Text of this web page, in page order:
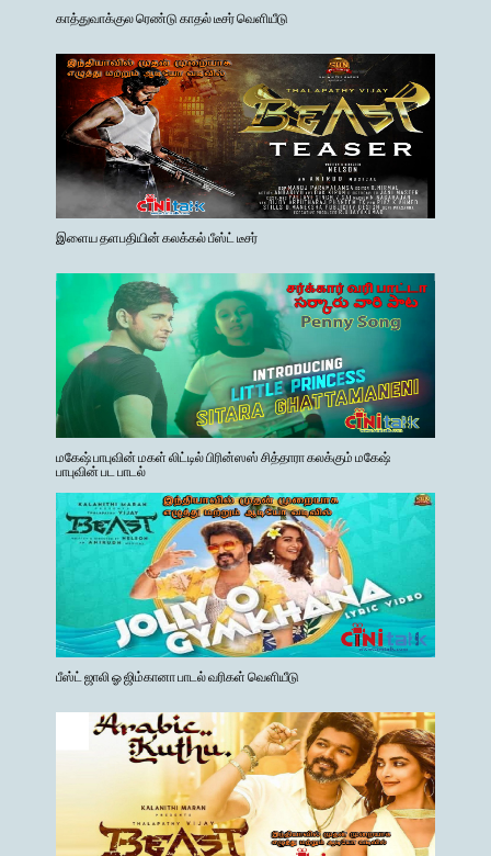
காத்துவாக்குல ரெண்டு காதல் டீசர் வெளியீடு
இளைய தளபதியின் கலக்கல் பீஸ்ட் டீசர்
மகேஷ் பாபுவின் மகள் லிட்டில் பிரின்ஸஸ் சித்தாரா கலக்கும் மகேஷ்
பாபுவின் பட பாடல்
பீஸ்ட் ஜாலி ஓ ஜிம்கானா பாடல் வரிகள் வெளியீடு